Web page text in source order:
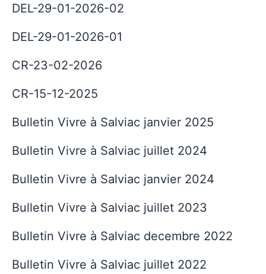
DEL-29-01-2026-02
DEL-29-01-2026-01
CR-23-02-2026
CR-15-12-2025
Bulletin Vivre à Salviac janvier 2025
Bulletin Vivre à Salviac juillet 2024
Bulletin Vivre à Salviac janvier 2024
Bulletin Vivre à Salviac juillet 2023
Bulletin Vivre à Salviac decembre 2022
Bulletin Vivre à Salviac juillet 2022